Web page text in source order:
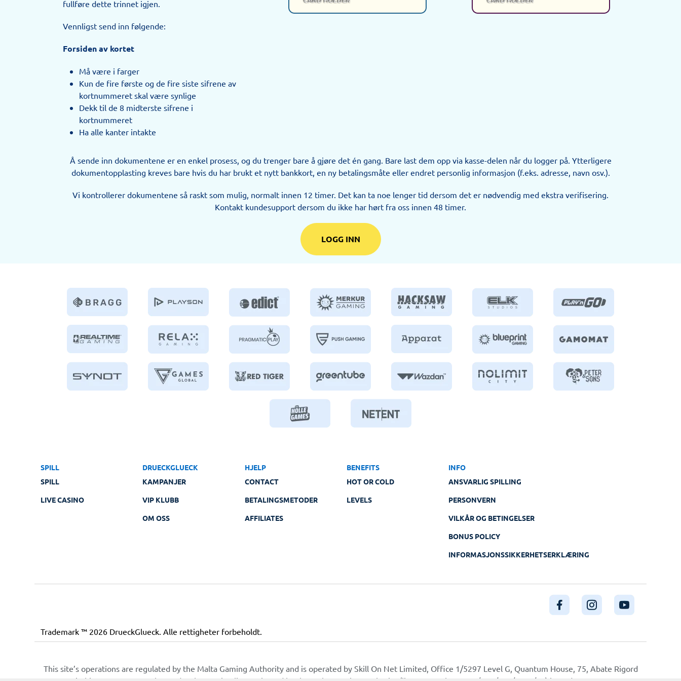
fullføre dette trinnet igjen.
Vennligst send inn følgende:
Forsiden av kortet
Må være i farger
Kun de fire første og de fire siste sifrene av
kortnummeret skal være synlige
Dekk til de 8 midterste sifrene i
kortnummeret
Ha alle kanter intakte
Å sende inn dokumentene er en enkel prosess, og du trenger bare å gjøre det én gang. Bare last dem opp via kasse-delen når du logger på. Ytterligere
dokumentopplasting kreves bare hvis du har brukt et nytt bankkort, en ny betalingsmåte eller endret personlig informasjon (f.eks. adresse, navn osv.).
Vi kontrollerer dokumentene så raskt som mulig, normalt innen 12 timer. Det kan ta noe lenger tid dersom det er nødvendig med ekstra verifisering.
Kontakt kundesupport dersom du ikke har hørt fra oss innen 48 timer.
LOGG INN
SPILL
SPILL
LIVE CASINO
DRUECKGLUECK
KAMPANJER
VIP KLUBB
OM OSS
HJELP
CONTACT
BETALINGSMETODER
AFFILIATES
BENEFITS
HOT OR COLD
LEVELS
INFO
ANSVARLIG SPILLING
PERSONVERN
VILKÅR OG BETINGELSER
BONUS POLICY
INFORMASJONSSIKKERHETSERKLÆRING
Trademark ™ 2026 DrueckGlueck. Alle rettigheter forbeholdt.
This site’s operations are regulated by the Malta Gaming Authority and is operated by Skill On Net Limited, Office 1/5297 Level G, Quantum House, 75, Abate Rigord